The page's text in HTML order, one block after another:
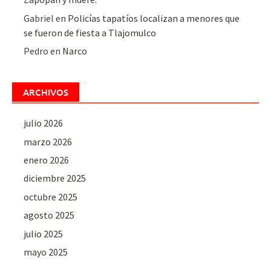
Gabriel en Policías tapatíos localizan a menores que
se fueron de fiesta a Tlajomulco
Pedro en Narco
ARCHIVOS
julio 2026
marzo 2026
enero 2026
diciembre 2025
octubre 2025
agosto 2025
julio 2025
mayo 2025